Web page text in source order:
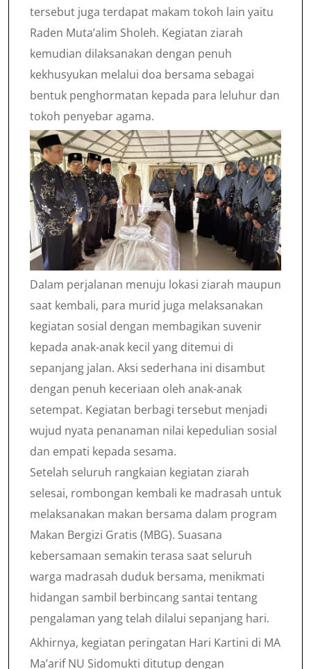
tersebut juga terdapat makam tokoh lain yaitu
Raden Muta’alim Sholeh. Kegiatan ziarah
kemudian dilaksanakan dengan penuh
kekhusyukan melalui doa bersama sebagai
bentuk penghormatan kepada para leluhur dan
tokoh penyebar agama.
Dalam perjalanan menuju lokasi ziarah maupun
saat kembali, para murid juga melaksanakan
kegiatan sosial dengan membagikan suvenir
kepada anak-anak kecil yang ditemui di
sepanjang jalan. Aksi sederhana ini disambut
dengan penuh keceriaan oleh anak-anak
setempat. Kegiatan berbagi tersebut menjadi
wujud nyata penanaman nilai kepedulian sosial
dan empati kepada sesama.
Setelah seluruh rangkaian kegiatan ziarah
selesai, rombongan kembali ke madrasah untuk
melaksanakan makan bersama dalam program
Makan Bergizi Gratis (MBG). Suasana
kebersamaan semakin terasa saat seluruh
warga madrasah duduk bersama, menikmati
hidangan sambil berbincang santai tentang
pengalaman yang telah dilalui sepanjang hari.
Akhirnya, kegiatan peringatan Hari Kartini di MA
Ma’arif NU Sidomukti ditutup dengan